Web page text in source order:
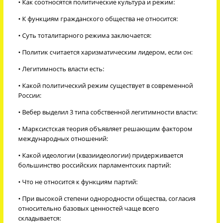
• К функциям гражданского общества не относится:
• Суть тоталитарного режима заключается:
• Политик считается харизматическим лидером, если он:
• Легитимность власти есть:
• Какой политический режим существует в современной
России:
• Вебер выделил 3 типа собственной легитимности власти:
• Марксистская теория объявляет решающим фактором
международных отношений:
• Какой идеологии (квазиидеологии) придерживается
большинство российских парламентских партий:
• Что не относится к функциям партий:
• При высокой степени однородности общества, согласия
относительно базовых ценностей чаще всего
складывается: